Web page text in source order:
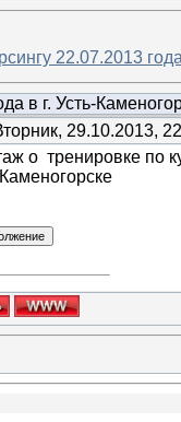
22.07.2013
в г. Усть-
29.10.2013,
о тренировке по